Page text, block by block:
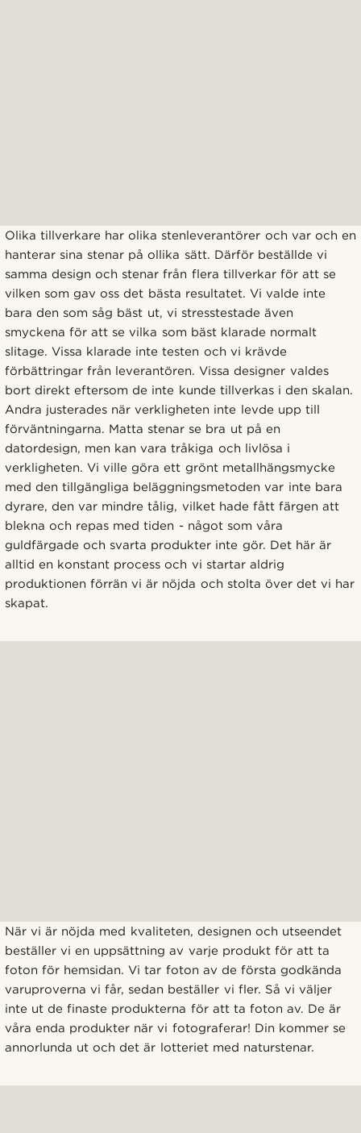
Olika tillverkare har olika stenleverantörer och var och en
hanterar sina stenar på ollika sätt. Därför beställde vi
samma design och stenar från flera tillverkar för att se
vilken som gav oss det bästa resultatet. Vi valde inte
bara den som såg bäst ut, vi stresstestade även
smyckena för att se vilka som bäst klarade normalt
slitage. Vissa klarade inte testen och vi krävde
förbättringar från leverantören. Vissa designer valdes
bort direkt eftersom de inte kunde tillverkas i den skalan.
Andra justerades när verkligheten inte levde upp till
förväntningarna. Matta stenar se bra ut på en
datordesign, men kan vara tråkiga och livlösa i
verkligheten. Vi ville göra ett grönt metallhängsmycke
med den tillgängliga beläggningsmetoden var inte bara
dyrare, den var mindre tålig, vilket hade fått färgen att
blekna och repas med tiden - något som våra
guldfärgade och svarta produkter inte gör. Det här är
alltid en konstant process och vi startar aldrig
produktionen förrän vi är nöjda och stolta över det vi har
skapat.
När vi är nöjda med kvaliteten, designen och utseendet
beställer vi en uppsättning av varje produkt för att ta
foton för hemsidan. Vi tar foton av de första godkända
varuproverna vi får, sedan beställer vi fler. Så vi väljer
inte ut de finaste produkterna för att ta foton av. De är
våra enda produkter när vi fotograferar! Din kommer se
annorlunda ut och det är lotteriet med naturstenar.